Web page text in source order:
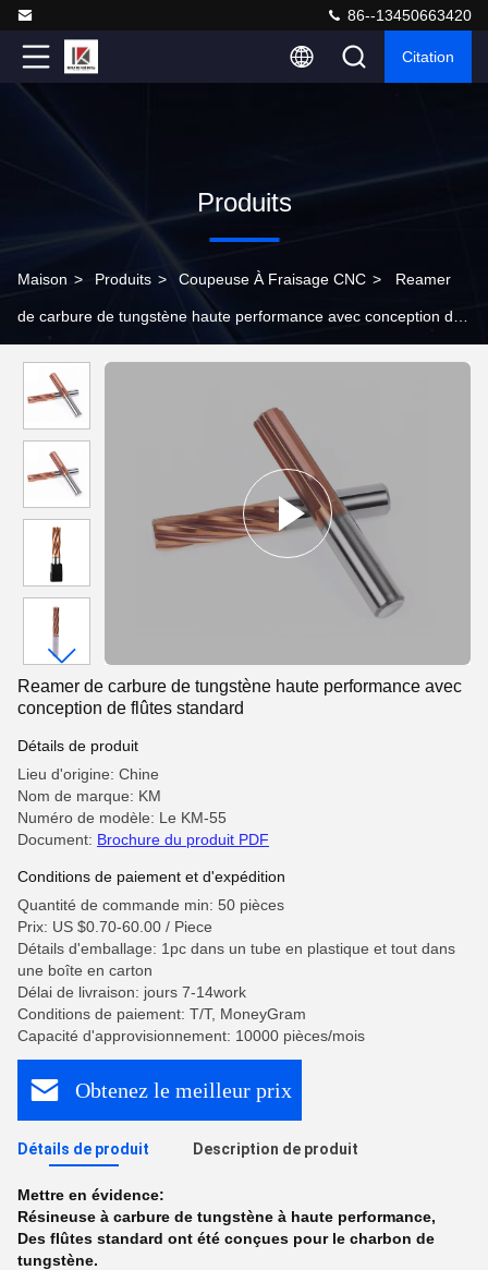
86--13450663420
Citation
Produits
Maison > Produits > Coupeuse À Fraisage CNC > Reamer
de carbure de tungstène haute performance avec conception de
Reamer de carbure de tungstène haute performance avec
conception de flûtes standard
Détails de produit
Lieu d'origine: Chine
Nom de marque: KM
Numéro de modèle: Le KM-55
Document: Brochure du produit PDF
Conditions de paiement et d'expédition
Quantité de commande min: 50 pièces
Prix: US $0.70-60.00 / Piece
Détails d'emballage: 1pc dans un tube en plastique et tout dans
une boîte en carton
Délai de livraison: jours 7-14work
Conditions de paiement: T/T, MoneyGram
Capacité d'approvisionnement: 10000 pièces/mois
Obtenez le meilleur prix
Détails de produit Description de produit
Mettre en évidence:
Résineuse à carbure de tungstène à haute performance,
Des flûtes standard ont été conçues pour le charbon de
tungstène.